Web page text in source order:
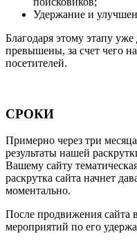
Удержание и
Благодаря этому этапу
превышены, за счет чего
посетителей.
СРОКИ
Примерно через три
результаты нашей
Вашему сайту
раскрутка сайта начнет
моментально.
После продвижения сайта
мероприятий по его